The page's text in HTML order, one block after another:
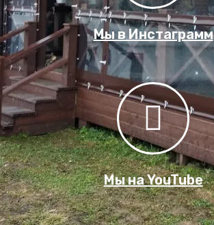
Мы в Инстаграмм
Мы на YouTube